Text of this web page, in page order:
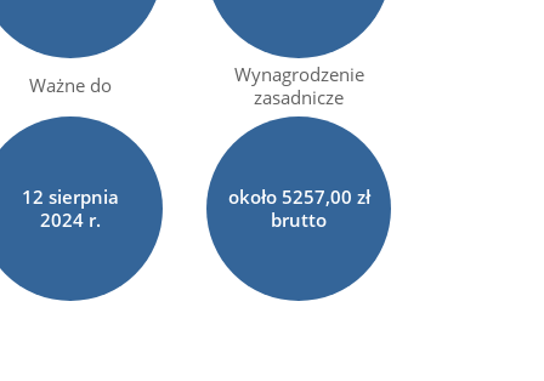
Ważne do
12sierpnia
2024 r.
Wynagrodzenie
zasadnicze
około 5257,00 zł
brutto